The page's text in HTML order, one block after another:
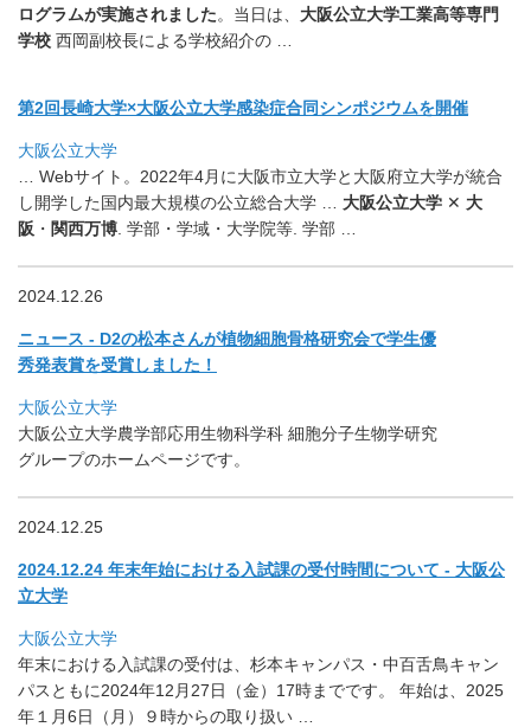
ログラムが実施されました。当日は、 大阪公立大学工業高等専門
学校 西岡副校長による学校紹介の …
第2回長崎大学×大阪公立大学感染症合同シンポジウムを開催
大阪公立大学
… Webサイト。2022年4月に大阪市立大学と大阪府立大学が統合
し開学した国内最大規模の公立総合大学 … 大阪公立大学 ✕ 大
阪 ・ 関西万博 . 学部・学域・大学院等. 学部 …
2024.12.26
ニュース - D2の松本さんが植物細胞骨格研究会で学生優
秀発表賞を受賞しま した！
大阪公立大学
大阪公立大学農学部応用生物科学科 細胞分子生物学研究
グループのホームページです。
2024.12.25
2024.12.24 年末年始における入試課の受付時間について - 大阪公
立大学
大阪公立大学
年末における入試課の受付は、杉本キャンパス・ 中百舌鳥キャン
パスともに2024年12月27日（金） 17時までです。 年始は、2025
年１月6日（月）９時からの取り扱い …